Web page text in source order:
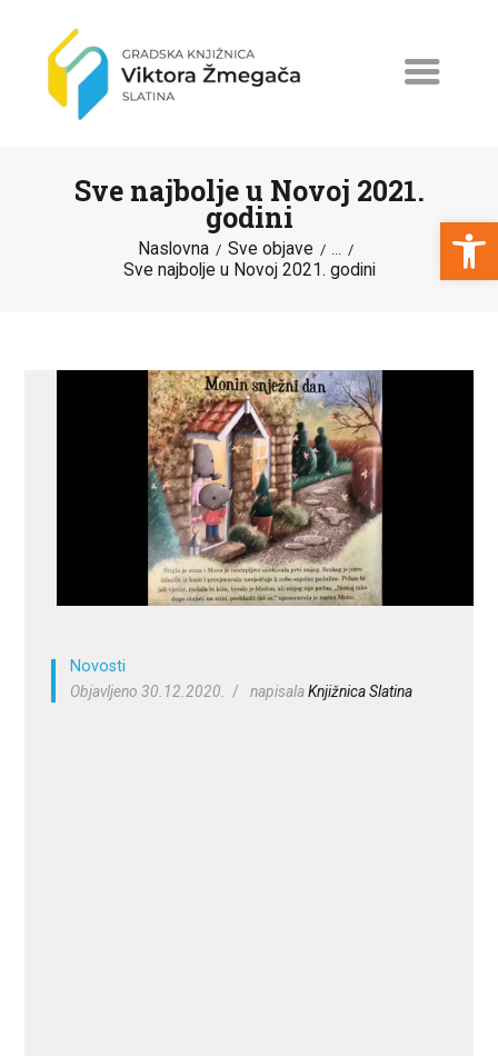
Open toolbar
Sve najbolje u Novoj 2021.
godini
Naslovna Sve objave ...
Sve najbolje u Novoj 2021. godini
NASLOVNA
PROGRAMI I PROJEKTI
KATALOG
O KNJIŽNICI
ZA KORISNIKE
ODJELI
DOKUMENTI
Novosti
Objavljeno 30.12.2020.
napisalaKnjižnica Slatina